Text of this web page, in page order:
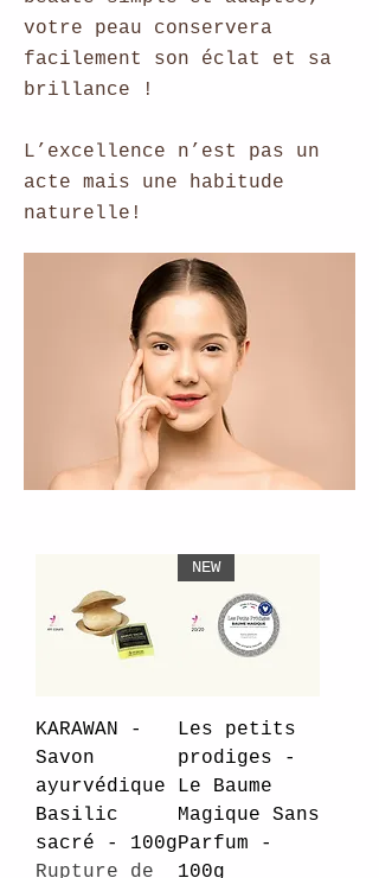
votre peau conservera
facilement son éclat et sa
brillance !
L’excellence n’est pas un
acte mais une habitude
naturelle!
KARAWAN -
Savon
ayurvédique
Basilic
sacré - 100g
Rupture de
NEW
Les petits
prodiges -
Le Baume
Magique Sans
Parfum -
100g